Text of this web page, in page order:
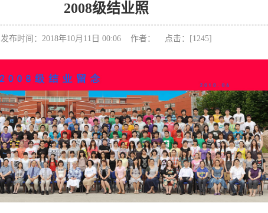
2008级结业照
发布时间：2018年10月11日 00:06 作者： 点击：[1245]